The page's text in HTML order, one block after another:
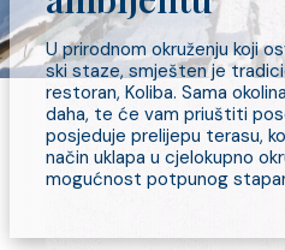
U prirodnom okruženju koji
ski staze, smješten je
restoran, Koliba. Sama
daha, te će vam priuštiti
posjeduje prelijepu terasu,
način uklapa u cjelokupno
mogućnost potpunog